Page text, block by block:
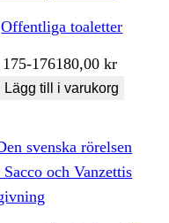
Offentliga toaletter
175-176180,00kr
Lägg till i varukorg